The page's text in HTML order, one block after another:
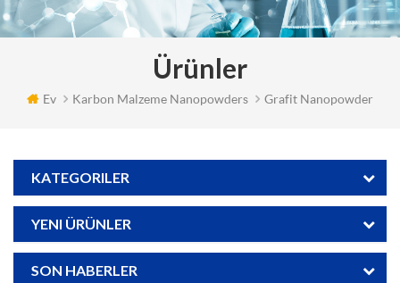
Ürünler
Ev Karbon Malzeme Nanopowders Grafit Nanopowder
KATEGORILER
YENI ÜRÜNLER
SON HABERLER